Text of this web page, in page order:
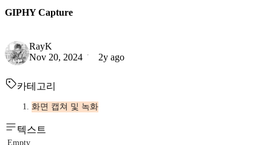
GIPHY Capture
RayK
Nov 20, 2024
2y ago
카테고리
화면 캡쳐 및 녹화
텍스트
Empty